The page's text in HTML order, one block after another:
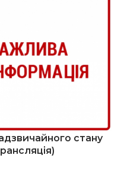
стану